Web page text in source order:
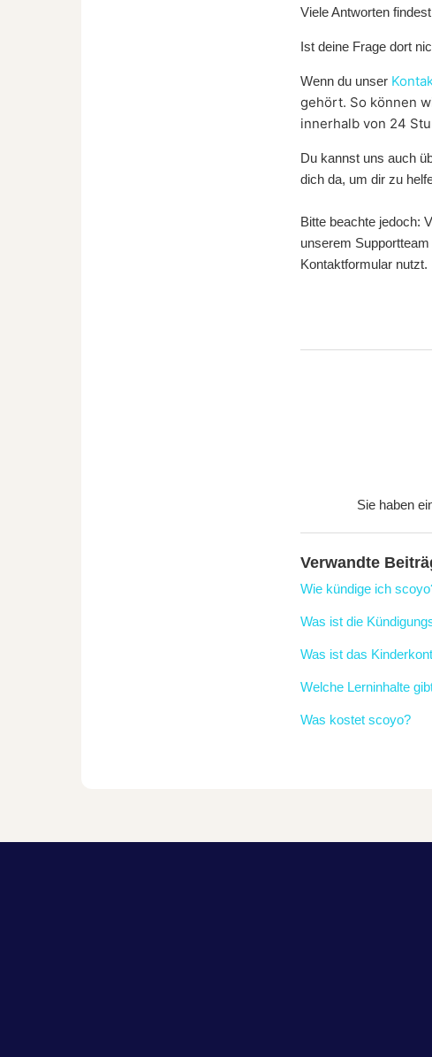
Viele Antworten
Ist deine Frage dort
Wenn du unser
gehört. So können
innerhalb von 24
Du kannst uns auch
dich da, um dir zu
Bitte beachte jedoch:
unserem
Kontaktformular nutzt.
Sie haben
Verwandte
Wie kündige ich
Was ist die
Was ist das
Welche Lerninhalte
Was kostet scoyo?